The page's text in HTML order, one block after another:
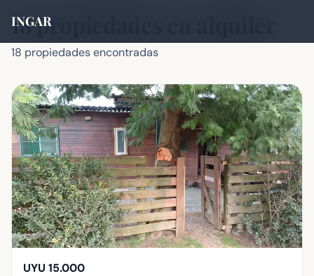
INGAR
18 propiedades en alquiler
18 propiedades encontradas
UYU 15.000